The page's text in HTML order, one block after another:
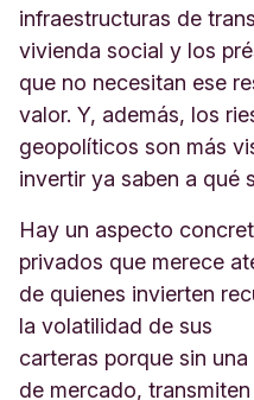
infraestructuras de
vivienda social y los
que no necesitan ese
valor. Y, además, los
geopolíticos son más
invertir ya saben a qué
Hay un aspecto
privados que merece
de quienes invierten
la volatilidad de sus
carteras porque sin
de mercado,